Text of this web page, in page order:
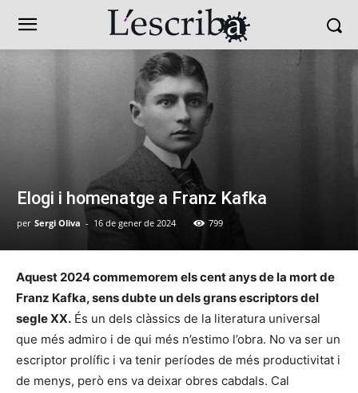
Elogi i homenatge a Franz Kafka
per Sergi Oliva - 16 de gener de 2024 799
Aquest 2024 commemorem els cent anys de la mort de
Franz Kafka, sens dubte un dels grans escriptors del
segle XX. És un dels clàssics de la literatura universal
que més admiro i de qui més n’estimo l’obra. No va ser un
escriptor prolífic i va tenir períodes de més productivitat i
de menys, però ens va deixar obres cabdals. Cal